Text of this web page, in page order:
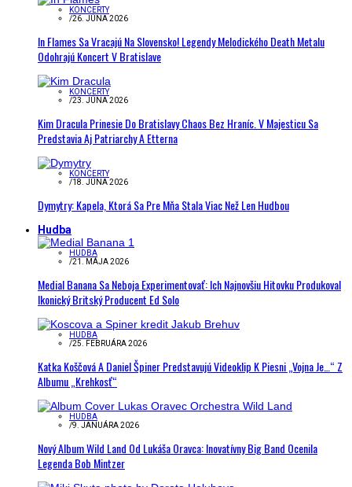
KONCERTY
/26. JÚNA 2026
In Flames Sa Vracajú Na Slovensko! Legendy Melodického Death Metalu
Odohrajú Koncert V Bratislave
KONCERTY
/23. JÚNA 2026
Kim Dracula Prinesie Do Bratislavy Chaos Bez Hraníc. V Majesticu Sa
Predstavia Aj Patriarchy A Etterna
KONCERTY
/18. JÚNA 2026
Dymytry: Kapela, Ktorá Sa Pre Mňa Stala Viac Než Len Hudbou
Hudba
HUDBA
/21. MÁJA 2026
Medial Banana Sa Neboja Experimentovať: Ich Najnovšiu Hitovku Produkoval
Ikonický Britský Producent Ed Solo
HUDBA
/25. FEBRUÁRA 2026
Katka Koščová A Daniel Špiner Predstavujú Videoklip K Piesni „Vojna Je…“ Z
Albumu „Krehkosť“
HUDBA
/9. JANUÁRA 2026
Nový Album Wild Land Od Lukáša Oravca: Inovatívny Big Band Ocenila
Legenda Bob Mintzer